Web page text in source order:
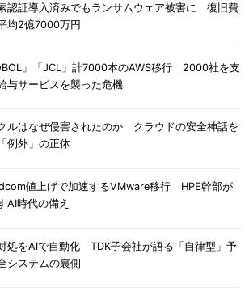
認証導入済みでもランサムウェア被害に 復旧費
均2億7000万円
」「JCL」計7000本のAWS移行 2000社を支
与サービスを襲った危機
ルはなぜ侵害されたのか クラウドの安全神話を
例外」の正体
値上げで加速するVMware移行 HPE幹部が
AI時代の備え
処をAIで自動化 TDK子会社が語る「自律型」予
システムの裏側